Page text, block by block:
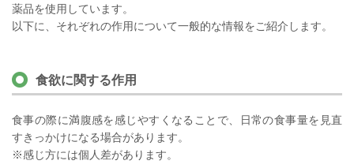
薬品を使用しています。
以下に、それぞれの作用について一般的な情報をご紹介します。
食欲に関する作用
食事の際に満腹感を感じやすくなることで、日常の食事量を見直
すきっかけになる場合があります。
※感じ方には個人差があります。